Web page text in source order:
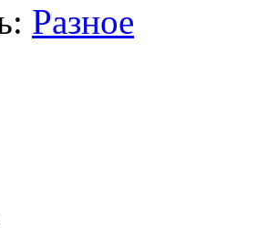
Разное